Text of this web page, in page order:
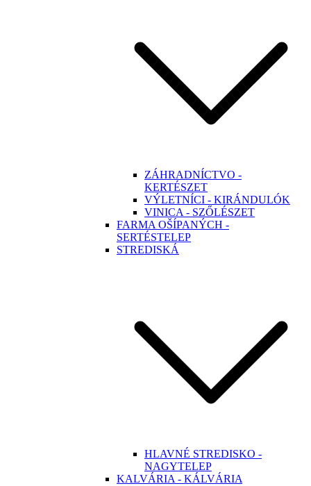
ZÁHRADNÍCTVO -
KERTÉSZET
VÝLETNÍCI - KIRÁNDULÓK
VINICA - SZŐLÉSZET
FARMA OŠÍPANÝCH -
SERTÉSTELEP
STREDISKÁ
HLAVNÉ STREDISKO -
NAGYTELEP
KALVÁRIA - KÁLVÁRIA